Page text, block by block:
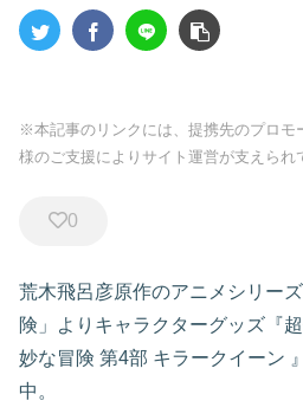
※本記事のリンクには、提携先のプロモ
様のご支援によりサイト運営が支えられ
0
荒木飛呂彦原作のアニメシリー
険」よりキャラクターグッズ『
妙な冒険 第4部 キラークイーン
中。